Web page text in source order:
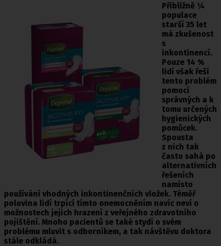
Přibližně ¼
populace
starší 35 let
má zkušenost
s
inkontinencí.
Pouze 14 %
lidí však řeší
tento problém
pomocí
správných a k
tomu určených
hygienických
pomůcek.
Spousta
z nich tak
často sahá po
alternativních
řešeních
namísto
používání vhodných inkontinenčních vložek. Téměř
polovina lidí trpící tímto onemocněním navíc neví o
možnostech jejich hrazení z veřejného zdravotního
pojištění. Mnoho pacientů se také stydí o svém
problému mluvit s odborníkem, a tak návštěvu doktora
stále odkládá.